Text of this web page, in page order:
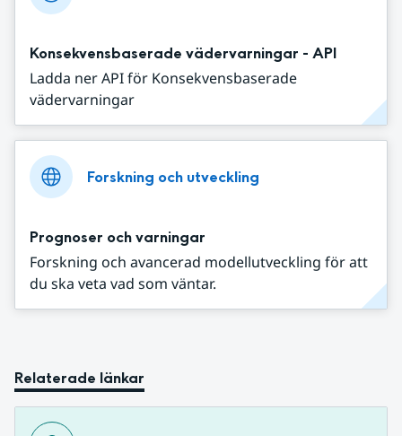
Konsekvensbaserade vädervarningar - API
Ladda ner API för Konsekvensbaserade
vädervarningar
Forskning och utveckling
Prognoser och varningar
Forskning och avancerad modellutveckling för att
du ska veta vad som väntar.
Relaterade länkar